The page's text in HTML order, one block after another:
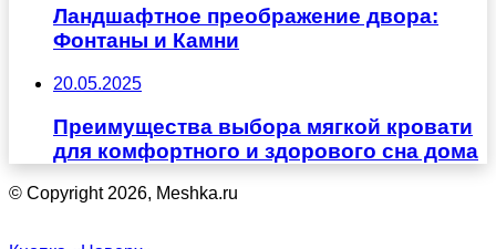
Ландшафтное преображение двора:
Фонтаны и Камни
20.05.2025
Преимущества выбора мягкой кровати
для комфортного и здорового сна дома
© Copyright 2026, Meshka.ru